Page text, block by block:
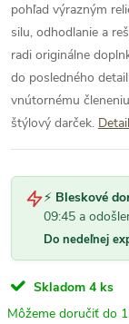
pohľad výrazným
silu, odhodlanie a
radi originálne
do posledného
vnútornému
štýlový darček.
⚡ Bleskové
09:45 a
Do nedeľnej
Skladom 4 ks